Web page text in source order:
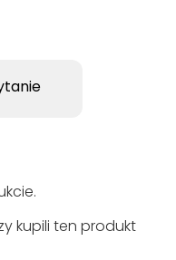
kupili ten produkt